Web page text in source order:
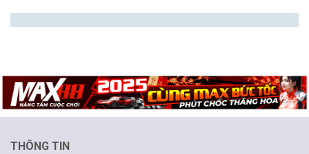
THÔNG TIN